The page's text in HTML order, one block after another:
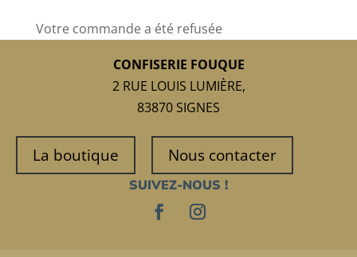
Votre commande a été refusée
CONFISERIE FOUQUE
2 RUE LOUIS LUMIÈRE,
83870 SIGNES
La boutique Nous contacter
SUIVEZ-NOUS !